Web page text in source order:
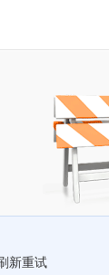
新重试